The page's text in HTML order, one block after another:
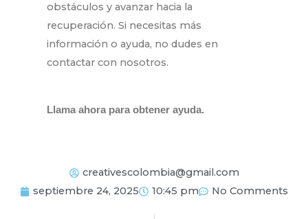
obstáculos y avanzar hacia la
recuperación. Si necesitas más
información o ayuda, no dudes en
contactar con nosotros.
Llama ahora para obtener ayuda.
creativescolombia@gmail.com
septiembre 24, 2025
10:45 pm No Comments